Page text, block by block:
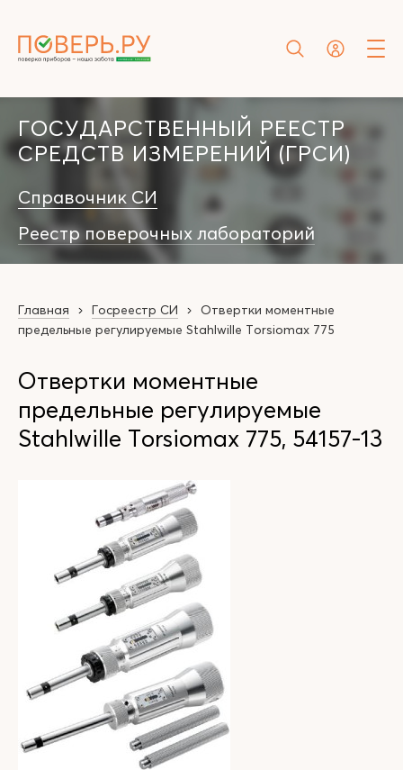
ГОСУДАРСТВЕННЫЙ РЕЕСТР
СРЕДСТВ ИЗМЕРЕНИЙ (ГРСИ)
Справочник СИ
Реестр поверочных лабораторий
Главная Госреестр СИ
Отвертки моментные
предельные регулируемые Stahlwille Torsiomax 775
Отвертки моментные
предельные регулируемые
Stahlwille Torsiomax 775, 54157-13